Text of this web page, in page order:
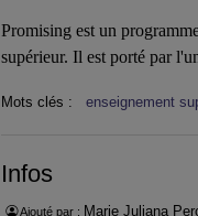
Promising est un
supérieur. Il est porté par
Mots clés : enseignement
Infos
Ajouté par : Marie Juliana